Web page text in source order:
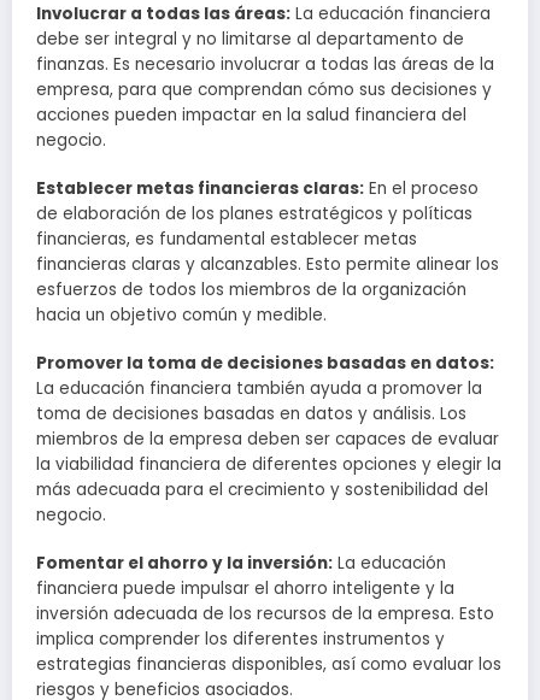
Involucrar a todas las áreas: La educación financiera
debe ser integral y no limitarse al departamento de
finanzas. Es necesario involucrar a todas las áreas de la
empresa, para que comprendan cómo sus decisiones y
acciones pueden impactar en la salud financiera del
negocio.
Establecer metas financieras claras: En el proceso
de elaboración de los planes estratégicos y políticas
financieras, es fundamental establecer metas
financieras claras y alcanzables. Esto permite alinear los
esfuerzos de todos los miembros de la organización
hacia un objetivo común y medible.
Promover la toma de decisiones basadas en datos:
La educación financiera también ayuda a promover la
toma de decisiones basadas en datos y análisis. Los
miembros de la empresa deben ser capaces de evaluar
la viabilidad financiera de diferentes opciones y elegir la
más adecuada para el crecimiento y sostenibilidad del
negocio.
Fomentar el ahorro y la inversión: La educación
financiera puede impulsar el ahorro inteligente y la
inversión adecuada de los recursos de la empresa. Esto
implica comprender los diferentes instrumentos y
estrategias financieras disponibles, así como evaluar los
riesgos y beneficios asociados.